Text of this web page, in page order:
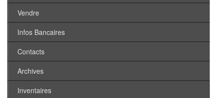
Vendre
Infos Bancaires
Contacts
Archives
Inventaires